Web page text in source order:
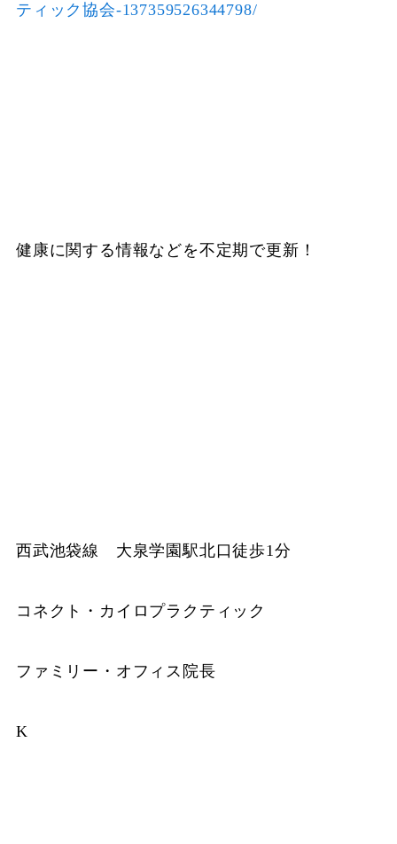
ティック協会-137359526344798/
健康に関する情報などを不定期で更新！
西武池袋線 大泉学園駅北口徒歩1分
コネクト・カイロプラクティック
ファミリー・オフィス院長
K